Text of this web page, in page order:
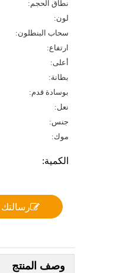
نطاق الحجم:
لون:
سحاب البنطلون:
ارتفاع:
أعلى:
بطانة:
بوسادة قدم:
نعل:
جنس:
موك:
الكمية:
رسالتك
وصف المنتج